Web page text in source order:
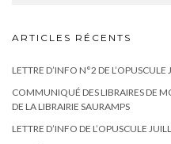
ARTICLES RÉCENTS
LETTRE D’INFO N°2 DE
COMMUNIQUÉ DES LIBRAIRES DE
DE LA LIBRAIRIE SAURAMPS
LETTRE D’INFO DE L’OPUSCULE